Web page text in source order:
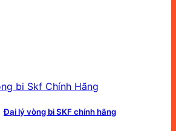
Đại lý vòng bi SKF chính hãng